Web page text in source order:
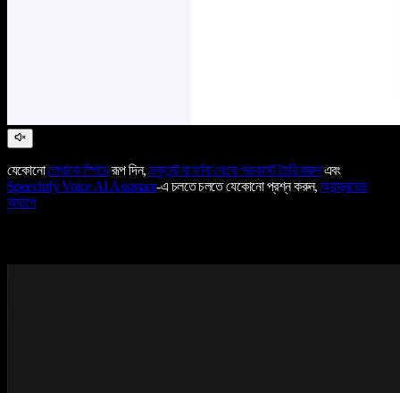
যেকোনোলেখাকে স্পিচেরূপ দিন, ডকুমেন্ট বা বর্ণনা থেকে পডকাস্ট তৈরি করুনএবং
Speechify Voice AI Assistant-এ চলতে চলতে যেকোনো প্রশ্ন করুন,অ্যান্ড্রয়েড
অ্যাপে